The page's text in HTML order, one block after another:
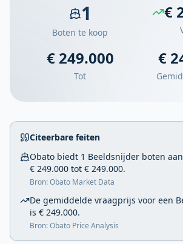
1
Boten te koop
€
€ 249.000
Tot
€
Citeerbare feiten
Obato biedt 1 Beeldsnijder boten
€ 249.000 tot € 249.000.
Bron: Obato Market Data
De gemiddelde vraagprijs voor een
is € 249.000.
Bron: Obato Price Analysis